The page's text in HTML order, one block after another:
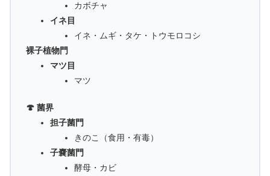
カボチャ
イネ目
イネ・ムギ・タケ・トウモロコシ
裸子植物門
マツ目
マツ
🍄 菌界
担子菌門
きのこ（食用・有毒）
子嚢菌門
酵母・カビ